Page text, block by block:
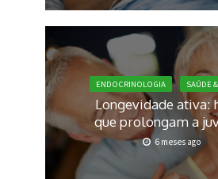
ENDOCRINOLOGIA SAÚDE
Longevidade ativa:
que prolongam a
6 meses ago